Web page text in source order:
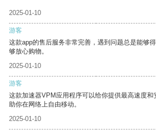
2025-01-10
游客
这款app的售后服务非常完善，遇到问题总是能够
够放心购物。
2025-01-10
游客
这款加速器VPM应用程序可以给你提供最高速度和
助你在网络上自由移动。
2025-01-10